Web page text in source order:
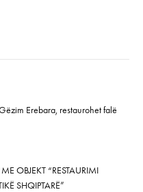
Erebara, restaurohet falë
OBJEKT “RESTAURIMI
SHQIPTARË”